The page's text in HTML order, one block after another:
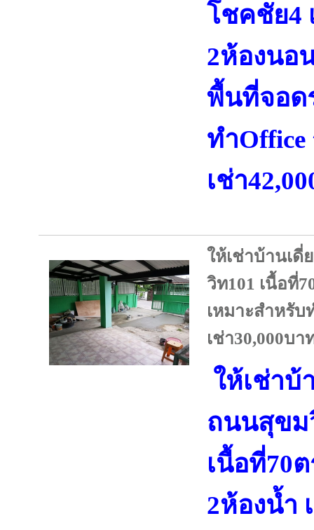
โชคชัย4
2ห้องนอ
พื้นที่จอด
ทำOffice
เช่า
ให้เช่าบ้านเ
วิท101 เนื้อที่
เหมาะสำหรับ
เช่า30,000บ
ให้เช่าบ้
ถนนสุขม
เนื้อที่70
2ห้องน้ำ